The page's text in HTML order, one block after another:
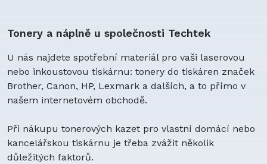
Tonery a náplně u společnosti Techtek
U nás najdete spotřební materiál pro vaši laserovou
nebo inkoustovou tiskárnu: tonery do tiskáren značek
Brother, Canon, HP, Lexmark a dalších, a to přímo v
našem internetovém obchodě.
Při nákupu tonerových kazet pro vlastní domácí nebo
kancelářskou tiskárnu je třeba zvážit několik
důležitých faktorů.